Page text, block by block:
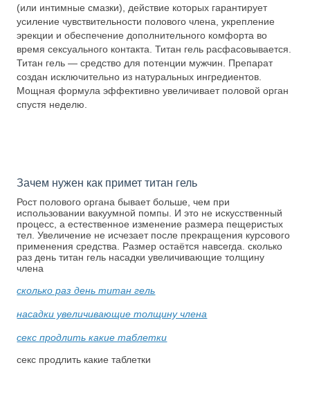
(или интимные смазки), действие которых гарантирует
усиление чувствительности полового члена, укрепление
эрекции и обеспечение дополнительного комфорта во
время сексуального контакта. Титан гель расфасовывается.
Титан гель — средство для потенции мужчин. Препарат
создан исключительно из натуральных ингредиентов.
Мощная формула эффективно увеличивает половой орган
спустя неделю.
Зачем нужен как примет титан гель
Рост полового органа бывает больше, чем при
использовании вакуумной помпы. И это не искусственный
процесс, а естественное изменение размера пещеристых
тел. Увеличение не исчезает после прекращения курсового
применения средства. Размер остаётся навсегда. сколько
раз день титан гель насадки увеличивающие толщину
члена
сколько раз день титан гель
насадки увеличивающие толщину члена
секс продлить какие таблетки
секс продлить какие таблетки